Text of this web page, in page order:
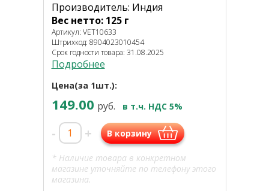
Производитель: Индия
Вес нетто: 125 г
Артикул: VET10633
Штрихкод: 8904023010454
Срок годности товара: 31.08.2025
Подробнее
Цена(за 1шт.):
149.00 руб. в т.ч. НДС 5%
- + В корзину
* Наличие товара в конкретном
магазине уточняйте по телефону этого
магазина.